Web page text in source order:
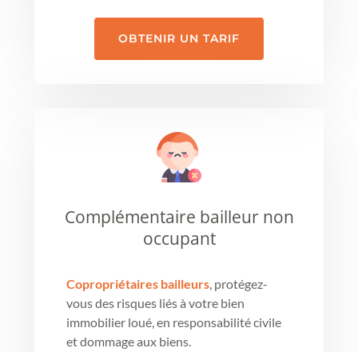
OBTENIR UN TARIF
Complémentaire bailleur non
occupant
Copropriétaires bailleurs, protégez-
vous des risques liés à votre bien
immobilier loué, en responsabilité civile
et dommage aux biens.